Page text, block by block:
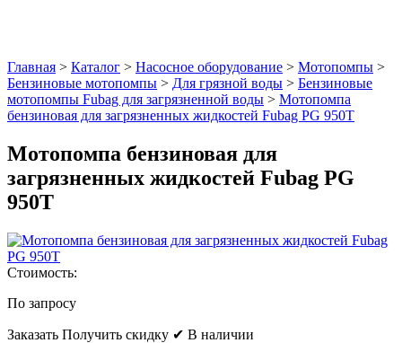
Главная > Каталог > Насосное оборудование > Мотопомпы >
Бензиновые мотопомпы > Для грязной воды > Бензиновые
мотопомпы Fubag для загрязненной воды > Мотопомпа
бензиновая для загрязненных жидкостей Fubag PG 950T
Мотопомпа бензиновая для
загрязненных жидкостей Fubag PG
950T
Стоимость:
По запросу
Заказать Получить скидку ✔ В наличии